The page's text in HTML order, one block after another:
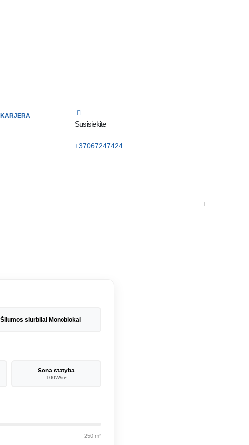
KARJERA
Susisiekite
+37067247424
Šilumos siurbliai Monoblokai
Sena statyba
100W/m²
250 m²